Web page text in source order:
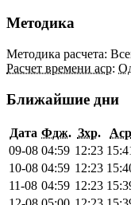
Методика
Методика расчета:
Расчет времени аср:
Ближайшие дни
Дата Фдж. Зхр. Аср
09-08 04:59 12:23
10-08 04:59 12:23
11-08 04:59 12:23